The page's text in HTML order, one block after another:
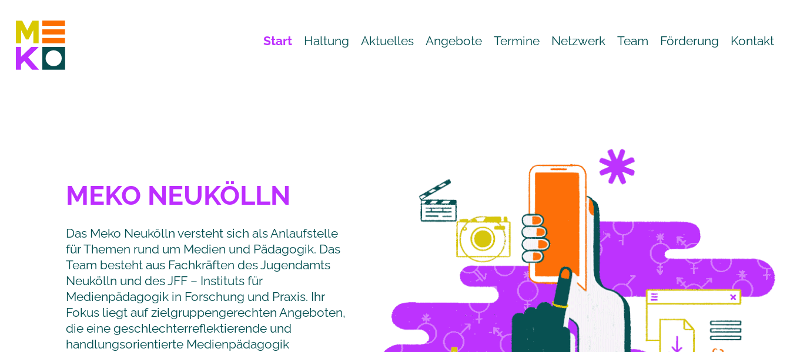
Start Haltung Aktuelles Angebote Termine Netzwerk Team Förderung Kontakt
MEKO NEUKÖLLN
Das Meko Neukölln versteht sich als Anlaufstelle
für Themen rund um Medien und Pädagogik. Das
Team besteht aus Fachkräften des Jugendamts
Neukölln und des JFF – Instituts für
Medienpädagogik in Forschung und Praxis. Ihr
Fokus liegt auf zielgruppengerechten Angeboten,
die eine geschlechterreflektierende und
handlungsorientierte Medienpädagogik